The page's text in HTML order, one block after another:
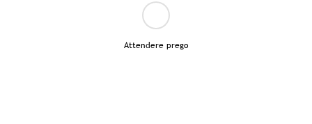
Attendere prego